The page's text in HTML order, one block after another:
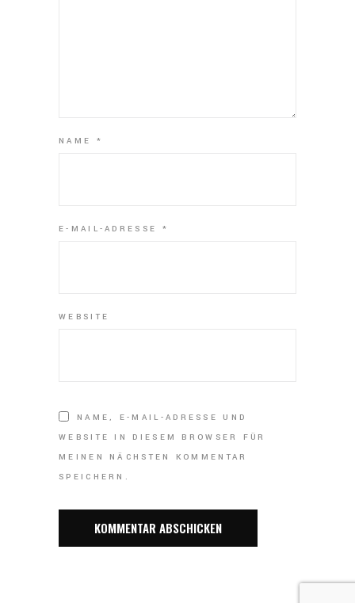
NAME *
E-MAIL-ADRESSE *
WEBSITE
NAME, E-MAIL-ADRESSE UND
WEBSITE IN DIESEM BROWSER FÜR
MEINEN NÄCHSTEN KOMMENTAR
SPEICHERN.